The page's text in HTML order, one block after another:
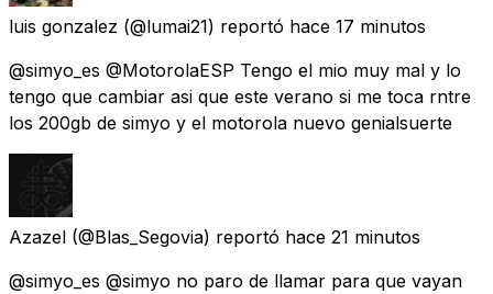
luis gonzalez (@lumai21) reportó hace 17 minutos
@simyo_es @MotorolaESP Tengo el mio muy mal y lo
tengo que cambiar asi que este verano si me toca rntre
los 200gb de simyo y el motorola nuevo genialsuerte
Azazel (@Blas_Segovia) reportó hace 21 minutos
@simyo_es @simyo no paro de llamar para que vayan